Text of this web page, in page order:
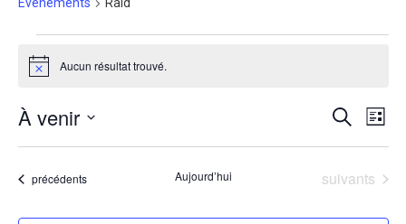
Notice Aucun résultat trouvé.
Recherche
et
navigation
vues
Recherche
de
Liste
À venir
une
Évènements
précédents Aujourd’hui Évènements
suivants